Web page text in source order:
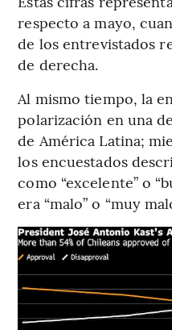
respecto a mayo,
de los entrevistados
de derecha.
Al mismo tiempo, la
polarización en una
de América Latina;
los encuestados
como “excelente” o
era “malo” o “muy